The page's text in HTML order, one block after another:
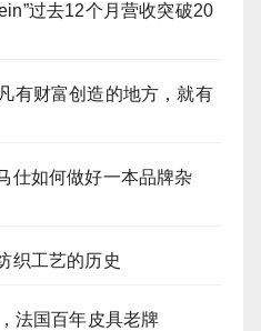
过去12个月营收突破20
有财富创造的地方，就有
仕如何做好一本品牌杂
织工艺的历史
法国百年皮具老牌